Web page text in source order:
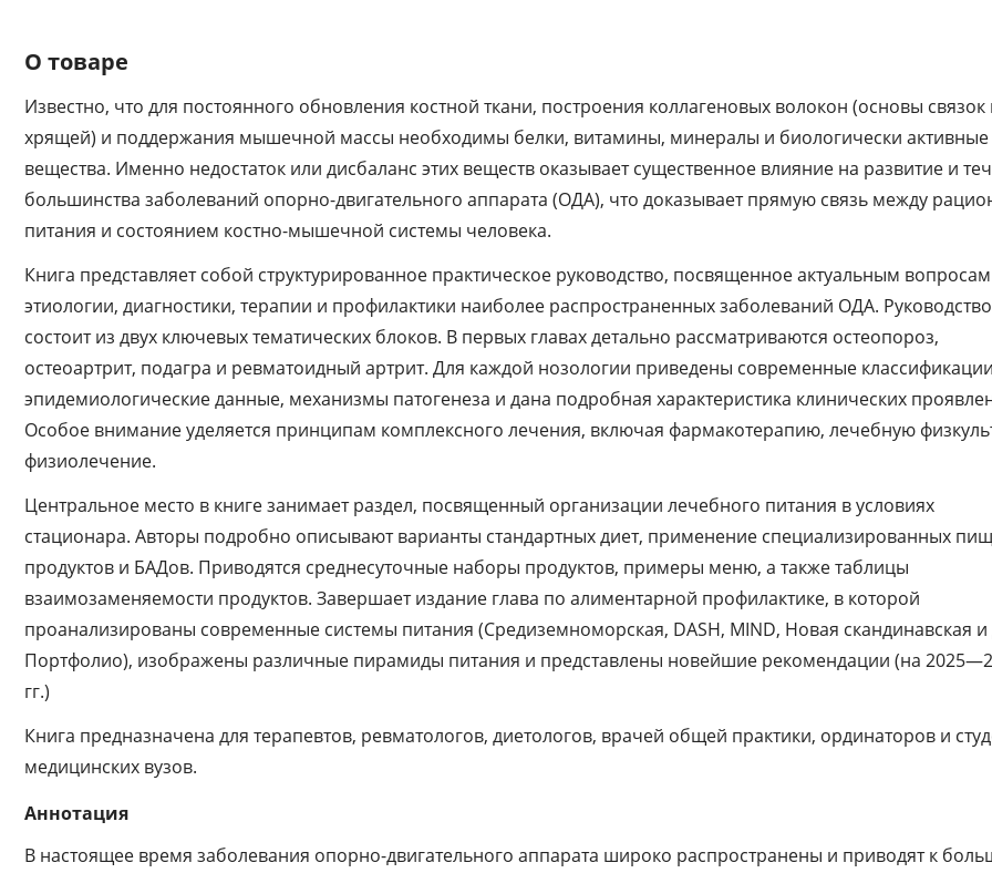
описывают варианты стандартных диет,
применение специализированных
продуктов и БАДов. Приводятся
наборы продуктов, примеры меню, а
Завершает издание глава по
профилактике, в которой
современные системы питания
(Средиземноморская, DASH, MIND, Новая
скандинавская и диета Портфолио),
различные пирамиды питания и
Книга предназначена для терапевтов,
ревматологов, диетологов, врачей
практики, ординаторов и студентов
вузов.
О товаре
Известно, что для постоянного обновления костной ткани, построения коллагеновых волокон (основы связок
хрящей) и поддержания мышечной массы необходимы белки, витамины, минералы и биологически активные
вещества. Именно недостаток или дисбаланс этих веществ оказывает существенное влияние на развитие и
большинства заболеваний опорно-двигательного аппарата (ОДА), что доказывает прямую связь между
питания и состоянием костно-мышечной системы человека.
Книга представляет собой структурированное практическое руководство, посвященное актуальным вопросам
этиологии, диагностики, терапии и профилактики наиболее распространенных заболеваний ОДА. Руководство
состоит из двух ключевых тематических блоков. В первых главах детально рассматриваются остеопороз,
остеоартрит, подагра и ревматоидный артрит. Для каждой нозологии приведены современные
эпидемиологические данные, механизмы патогенеза и дана подробная характеристика клинических
Особое внимание уделяется принципам комплексного лечения, включая фармакотерапию, лечебную
физиолечение.
Центральное место в книге занимает раздел, посвященный организации лечебного питания в условиях
стационара. Авторы подробно описывают варианты стандартных диет, применение специализированных
продуктов и БАДов. Приводятся среднесуточные наборы продуктов, примеры меню, а также таблицы
взаимозаменяемости продуктов. Завершает издание глава по алиментарной профилактике, в которой
проанализированы современные системы питания (Средиземноморская, DASH, MIND, Новая скандинавская и
Портфолио), изображены различные пирамиды питания и представлены новейшие рекомендации (на
гг.)
Книга предназначена для терапевтов, ревматологов, диетологов, врачей общей практики, ординаторов и
медицинских вузов.
Аннотация
В настоящее время заболевания опорно-двигательного аппарата широко распространены и приводят к